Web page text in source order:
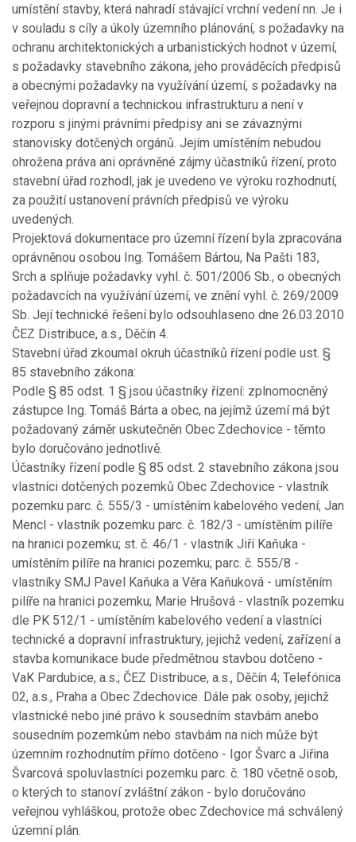
umístění stavby, která nahradí stávající vrchní vedení nn. Je i
v souladu s cíly a úkoly územního plánování, s požadavky na
ochranu architektonických a urbanistických hodnot v území,
s požadavky stavebního zákona, jeho prováděcích předpisů
a obecnými požadavky na využívání území, s požadavky na
veřejnou dopravní a technickou infrastrukturu a není v
rozporu s jinými právními předpisy ani se závaznými
stanovisky dotčených orgánů. Jejím umístěním nebudou
ohrožena práva ani oprávněné zájmy účastníků řízení, proto
stavební úřad rozhodl, jak je uvedeno ve výroku rozhodnutí,
za použití ustanovení právních předpisů ve výroku
uvedených.
Projektová dokumentace pro územní řízení byla zpracována
oprávněnou osobou Ing. Tomášem Bártou, Na Pašti 183,
Srch a splňuje požadavky vyhl. č. 501/2006 Sb., o obecných
požadavcích na využívání území, ve znění vyhl. č. 269/2009
Sb. Její technické řešení bylo odsouhlaseno dne 26.03.2010
ČEZ Distribuce, a.s., Děčín 4.
Stavební úřad zkoumal okruh účastníků řízení podle ust. §
85 stavebního zákona:
Podle § 85 odst. 1 § jsou účastníky řízení: zplnomocněný
zástupce Ing. Tomáš Bárta a obec, na jejímž území má být
požadovaný záměr uskutečněn Obec Zdechovice - těmto
bylo doručováno jednotlivě.
Účastníky řízení podle § 85 odst. 2 stavebního zákona jsou
vlastníci dotčených pozemků Obec Zdechovice - vlastník
pozemku parc. č. 555/3 - umístěním kabelového vedení; Jan
Mencl - vlastník pozemku parc. č. 182/3 - umístěním pilíře
na hranici pozemku; st. č. 46/1 - vlastník Jiří Kaňuka -
umístěním pilíře na hranici pozemku; parc. č. 555/8 -
vlastníky SMJ Pavel Kaňuka a Věra Kaňuková - umístěním
pilíře na hranici pozemku; Marie Hrušová - vlastník pozemku
dle PK 512/1 - umístěním kabelového vedení a vlastníci
technické a dopravní infrastruktury, jejichž vedení, zařízení a
stavba komunikace bude předmětnou stavbou dotčeno -
VaK Pardubice, a.s.; ČEZ Distribuce, a.s., Děčín 4; Telefónica
02, a.s., Praha a Obec Zdechovice. Dále pak osoby, jejichž
vlastnické nebo jiné právo k sousedním stavbám anebo
sousedním pozemkům nebo stavbám na nich může být
územním rozhodnutím přímo dotčeno - Igor Švarc a Jiřina
Švarcová spoluvlastníci pozemku parc. č. 180 včetně osob,
o kterých to stanoví zvláštní zákon - bylo doručováno
veřejnou vyhláškou, protože obec Zdechovice má schválený
územní plán.